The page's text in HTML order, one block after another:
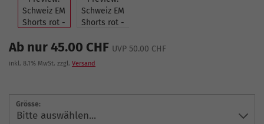
Ab nur 45.00 CHF UVP 50.00 CHF
inkl. 8.1% MwSt. zzgl. Versand
Grösse: